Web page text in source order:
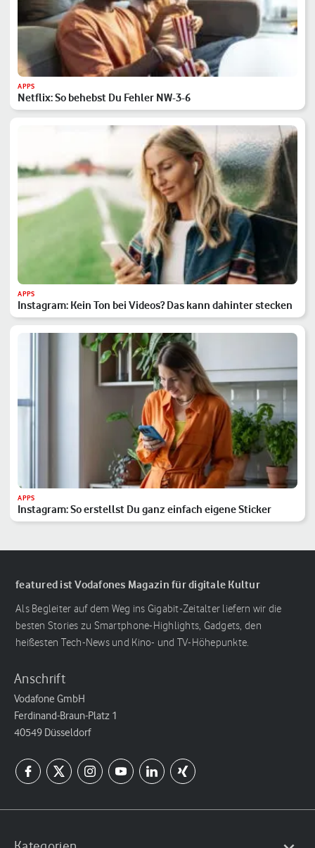
APPS
Netflix: So behebst Du Fehler NW-3-6
APPS
Instagram: Kein Ton bei Videos? Das kann dahinter stecken
APPS
Instagram: So erstellst Du ganz einfach eigene Sticker
featured ist Vodafones Magazin für digitale Kultur
Als Begleiter auf dem Weg ins Gigabit-Zeitalter liefern wir die
besten Stories zu Smartphone-Highlights, Gadgets, den
heißesten Tech-News und Kino- und TV-Höhepunkte.
Anschrift
Vodafone GmbH
Ferdinand-Braun-Platz 1
40549 Düsseldorf